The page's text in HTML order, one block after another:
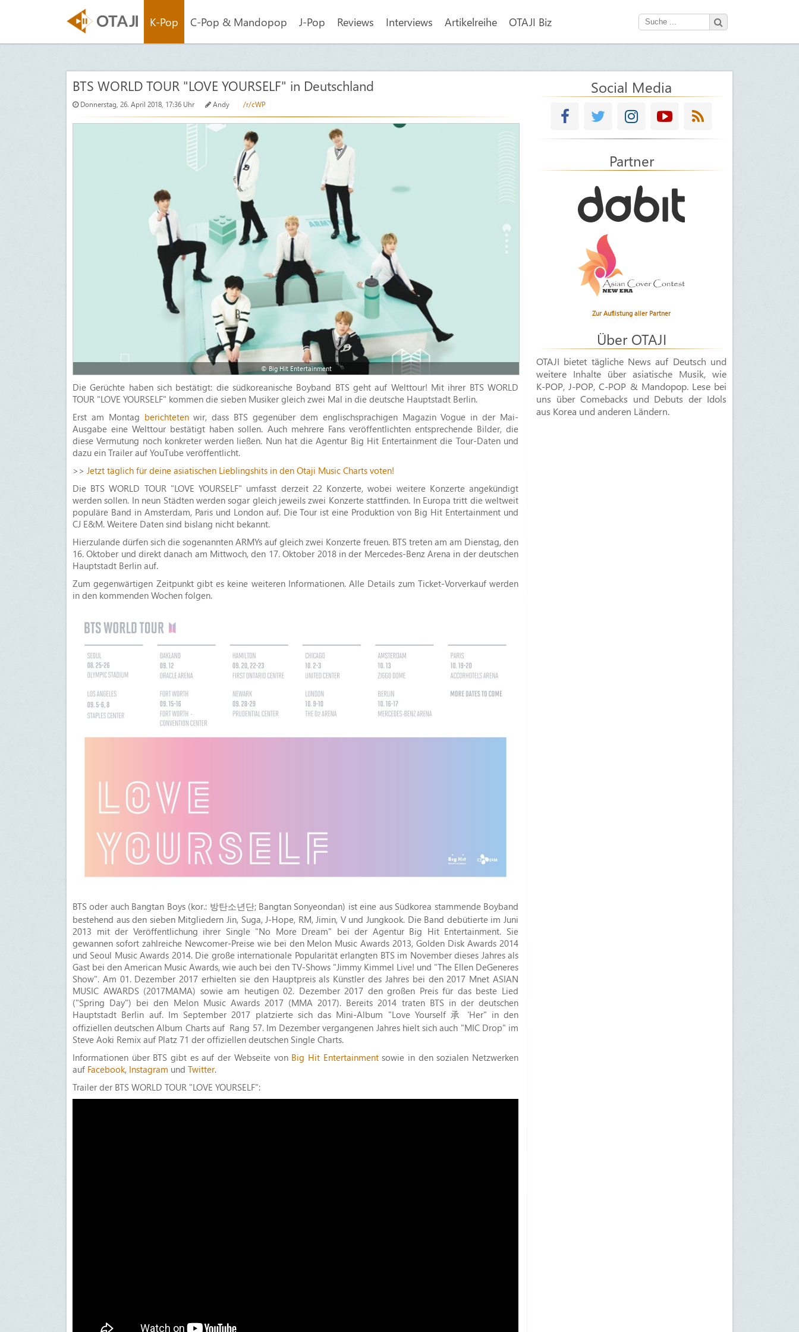
K-Pop C-Pop & Mandopop J-Pop Reviews Interviews Artikelreihe OTAJI Biz
BTS WORLD TOUR "LOVE YOURSELF" in Deutschland
Donnerstag, 26. April 2018, 17:36 Uhr Andy /r/cWP
© Big Hit Entertainment
Die Gerüchte haben sich bestätigt: die südkoreanische Boyband BTS geht auf Welttour! Mit ihrer BTS WORLD
TOUR "LOVE YOURSELF" kommen die sieben Musiker gleich zwei Mal in die deutsche Hauptstadt Berlin.
Erst am Montag berichtetenwir, dass BTS gegenüber dem englischsprachigen Magazin Vogue in der Mai-
Ausgabe eine Welttour bestätigt haben sollen. Auch mehrere Fans veröffentlichten entsprechende Bilder, die
diese Vermutung noch konkreter werden ließen. Nun hat die Agentur Big Hit Entertainment die Tour-Daten und
dazu ein Trailer auf YouTube veröffentlicht.
>> Jetzt täglich für deine asiatischen Lieblingshits in den Otaji Music Charts voten!
Die BTS WORLD TOUR "LOVE YOURSELF" umfasst derzeit 22 Konzerte, wobei weitere Konzerte angekündigt
werden sollen. In neun Städten werden sogar gleich jeweils zwei Konzerte stattfinden. In Europa tritt die weltweit
populäre Band in Amsterdam, Paris und London auf. Die Tour ist eine Produktion von Big Hit Entertainment und
CJ E&M. Weitere Daten sind bislang nicht bekannt.
Hierzulande dürfen sich die sogenannten ARMYs auf gleich zwei Konzerte freuen. BTS treten am am Dienstag, den
16. Oktober und direkt danach am Mittwoch, den 17. Oktober 2018 in der Mercedes-Benz Arena in der deutschen
Hauptstadt Berlin auf.
Zum gegenwärtigen Zeitpunkt gibt es keine weiteren Informationen. Alle Details zum Ticket-Vorverkauf werden
in den kommenden Wochen folgen.
BTS oder auch Bangtan Boys (kor.: 방탄소년단; Bangtan Sonyeondan) ist eine aus Südkorea stammende Boyband
bestehend aus den sieben Mitgliedern Jin, Suga, J-Hope, RM, Jimin, V und Jungkook. Die Band debütierte im Juni
2013 mit der Veröffentlichung ihrer Single "No More Dream" bei der Agentur Big Hit Entertainment. Sie
gewannen sofort zahlreiche Newcomer-Preise wie bei den Melon Music Awards 2013, Golden Disk Awards 2014
und Seoul Music Awards 2014. Die große internationale Popularität erlangten BTS im November dieses Jahres als
Gast bei den American Music Awards, wie auch bei den TV-Shows "Jimmy Kimmel Live! und "The Ellen DeGeneres
Show". Am 01. Dezember 2017 erhielten sie den Hauptpreis als Künstler des Jahres bei den 2017 Mnet ASIAN
MUSIC AWARDS (2017MAMA) sowie am heutigen 02. Dezember 2017 den großen Preis für das beste Lied
("Spring Day") bei den Melon Music Awards 2017 (MMA 2017). Bereits 2014 traten BTS in der deutschen
Hauptstadt Berlin auf. Im September 2017 platzierte sich das Mini-Album "Love Yourself 承 'Her" in den
offiziellen deutschen Album Charts auf Rang 57. Im Dezember vergangenen Jahres hielt sich auch "MIC Drop" im
Steve Aoki Remix auf Platz 71 der offiziellen deutschen Single Charts.
Informationen über BTS gibt es auf der Webseite von Big Hit Entertainmentsowie in den sozialen Netzwerken
auf Facebook, Instagram und Twitter.
Trailer der BTS WORLD TOUR "LOVE YOURSELF":
Social Media
Partner
Zur Auflistung aller Partner
Über OTAJI
OTAJI bietet tägliche News auf Deutsch und
weitere Inhalte über asiatische Musik, wie
K-POP, J-POP,C-POP & Mandopop. Lese bei
uns über Comebacks und Debuts der Idols
aus Korea und anderen Ländern.